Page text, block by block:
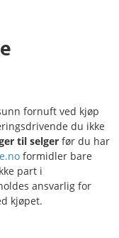
fornuft ved kjøp
du ikke
til selger før du har
formidler bare
part i
ansvarlig for
kjøpet.